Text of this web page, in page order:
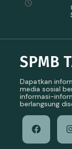
SPMB
Dapatkan
media sosial
informasi-
berlangsung